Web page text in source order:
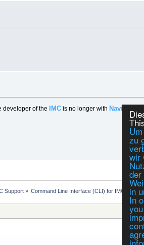
zu
wir
der
in
In
developer of the IMC is no longer with Navico
Support» Command Line Interface (CLI) for IMC?